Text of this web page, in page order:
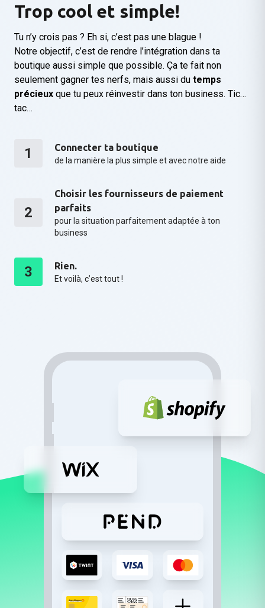
Trop cool et simple!
Tu n’y crois pas ? Eh si, c’est pas une blague !
Notre objectif, c’est de rendre l’intégration dans ta
boutique aussi simple que possible. Ça te fait non
seulement gagner tes nerfs, mais aussi du temps
précieux que tu peux réinvestir dans ton business. Tic…
tac…
1 Connecter ta boutique
de la manière la plus simple et avec notre aide
2
Choisir les fournisseurs de paiement
parfaits
pour la situation parfaitement adaptée à ton
business
3 Rien.
Et voilà, c’est tout !